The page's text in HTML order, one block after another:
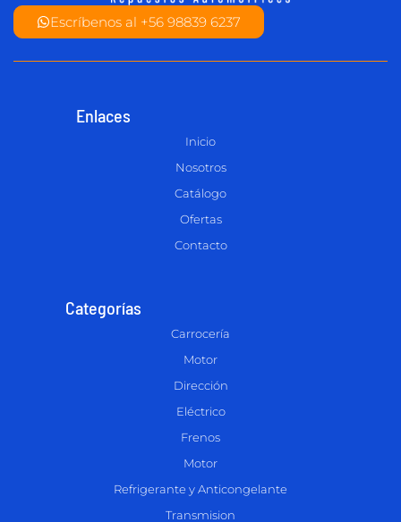
Escríbenos al +56 98839 6237
Enlaces
Inicio
Nosotros
Catálogo
Ofertas
Contacto
Categorías
Carrocería
Motor
Dirección
Eléctrico
Frenos
Motor
Refrigerante y Anticongelante
Transmision